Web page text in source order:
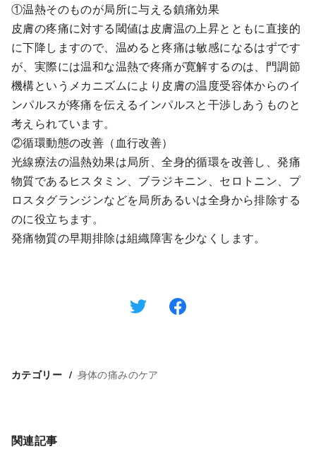
①温熱そのものが局所に与える鎮痛効果
皮膚の疼痛に対する閾値は皮膚温の上昇とともに直接的
に下降しますので、温めると疼痛は敏感になるはずです
が、実際には温和な温熱で疼痛が寛解するのは、門調節
機構というメカニズムにより皮膚の温度受容体からのイ
ンパルスが疼痛を伝えるインパルスと干渉しあうものと
考えられています。
②循環動態の改善（血行改善）
光線療法の温熱効果は局所、全身的循環を改善し、発痛
物質であるヒスタミン、ブラジキニン、セロトニン、プ
ロスタグランジンなどを局所あるいは全身から排除する
のに役立ちます。
発痛物質の早期排除は組織障害を少なくします。
カテゴリー 身体の痛みのケア
関連記事